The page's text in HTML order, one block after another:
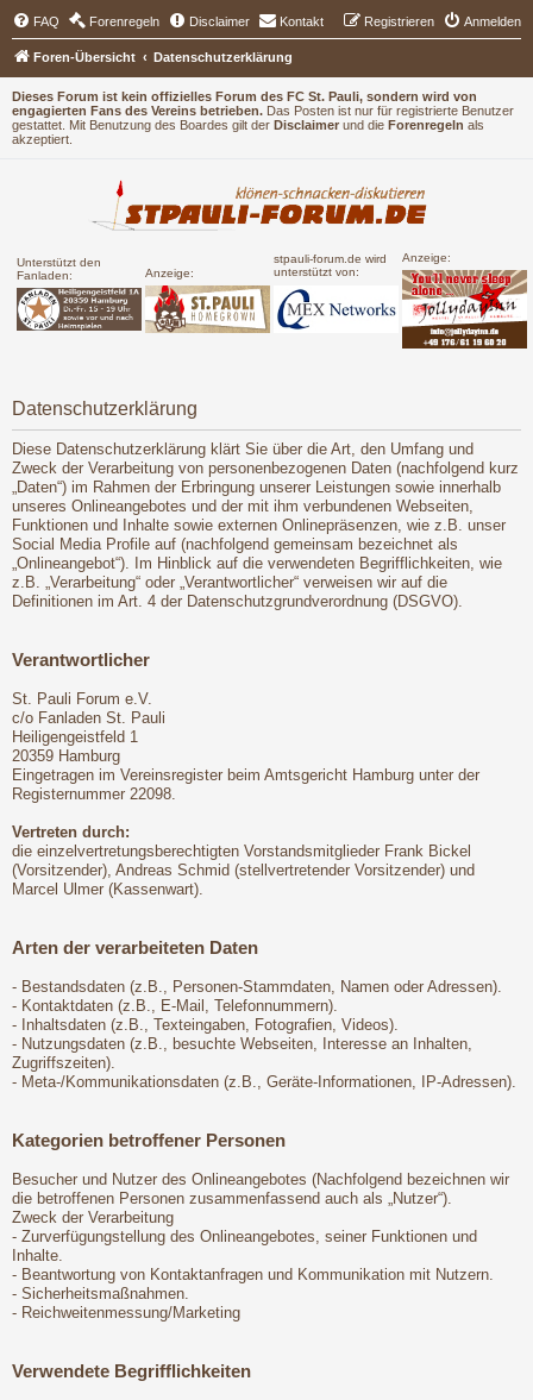
Dieses Forum ist kein offizielles Forum des FC St. Pauli, sondern wird von
engagierten Fans des Vereins betrieben. Das Posten ist nur für registrierte Benutzer
gestattet. Mit Benutzung des Boardes gilt der Disclaimer und die Forenregeln als
akzeptiert.
Unterstützt den
Fanladen:
Anzeige:
stpauli-forum.de wird
unterstützt von:
Anzeige:
FAQ Forenregeln Disclaimer Kontakt Anmelden
Registrieren
Foren-Übersicht Datenschutzerklärung
Datenschutzerklärung
Diese Datenschutzerklärung klärt Sie über die Art, den Umfang und
Zweck der Verarbeitung von personenbezogenen Daten (nachfolgend kurz
„Daten“) im Rahmen der Erbringung unserer Leistungen sowie innerhalb
unseres Onlineangebotes und der mit ihm verbundenen Webseiten,
Funktionen und Inhalte sowie externen Onlinepräsenzen, wie z.B. unser
Social Media Profile auf (nachfolgend gemeinsam bezeichnet als
„Onlineangebot“). Im Hinblick auf die verwendeten Begrifflichkeiten, wie
z.B. „Verarbeitung“ oder „Verantwortlicher“ verweisen wir auf die
Definitionen im Art. 4 der Datenschutzgrundverordnung (DSGVO).
Verantwortlicher
St. Pauli Forum e.V.
c/o Fanladen St. Pauli
Heiligengeistfeld 1
20359 Hamburg
Eingetragen im Vereinsregister beim Amtsgericht Hamburg unter der
Registernummer 22098.
Vertreten durch:
die einzelvertretungsberechtigten Vorstandsmitglieder Frank Bickel
(Vorsitzender), Andreas Schmid (stellvertretender Vorsitzender) und
Marcel Ulmer (Kassenwart).
Arten der verarbeiteten Daten
- Bestandsdaten (z.B., Personen-Stammdaten, Namen oder Adressen).
- Kontaktdaten (z.B., E-Mail, Telefonnummern).
- Inhaltsdaten (z.B., Texteingaben, Fotografien, Videos).
- Nutzungsdaten (z.B., besuchte Webseiten, Interesse an Inhalten,
Zugriffszeiten).
- Meta-/Kommunikationsdaten (z.B., Geräte-Informationen, IP-Adressen).
Kategorien betroffener Personen
Besucher und Nutzer des Onlineangebotes (Nachfolgend bezeichnen wir
die betroffenen Personen zusammenfassend auch als „Nutzer“).
Zweck der Verarbeitung
- Zurverfügungstellung des Onlineangebotes, seiner Funktionen und
Inhalte.
- Beantwortung von Kontaktanfragen und Kommunikation mit Nutzern.
- Sicherheitsmaßnahmen.
- Reichweitenmessung/Marketing
Verwendete Begrifflichkeiten